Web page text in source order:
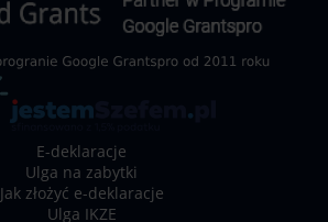
E-deklaracje
Ulga na zabytki
Jak złożyć e-deklaracje
Ulga IKZE